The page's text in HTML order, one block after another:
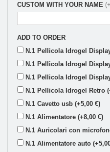
CUSTOM WITH YOUR NAME
ADD TO ORDER
N.1 Pellicola Idrogel
N.1 Pellicola Idrogel
N.1 Pellicola Idrogel
N.1 Pellicola Idrogel Retro
N.1 Cavetto usb (+5,00 €)
N.1 Alimentatore (+8,00 €)
N.1 Auricolari con
N.1 Alimentatore auto